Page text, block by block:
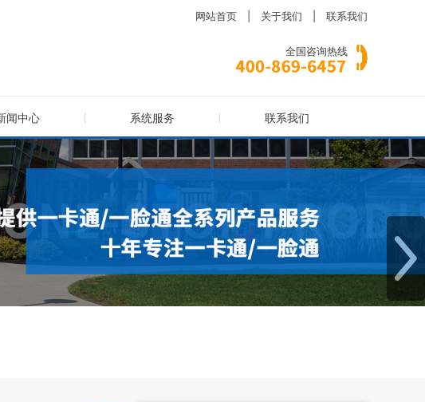
网站首页 关于我们 联系我们
全国咨询热线
闻中心 系统服务 联系我们